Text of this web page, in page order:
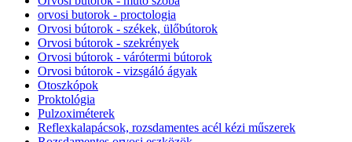
orvosi butorok - proctologia
Orvosi bútorok - székek, ülőbútorok
Orvosi bútorok - szekrények
Orvosi bútorok - várótermi bútorok
Orvosi bútorok - vizsgáló ágyak
Otoszkópok
Proktológia
Pulzoximéterek
Reflexkalapácsok, rozsdamentes acél kézi műszerek